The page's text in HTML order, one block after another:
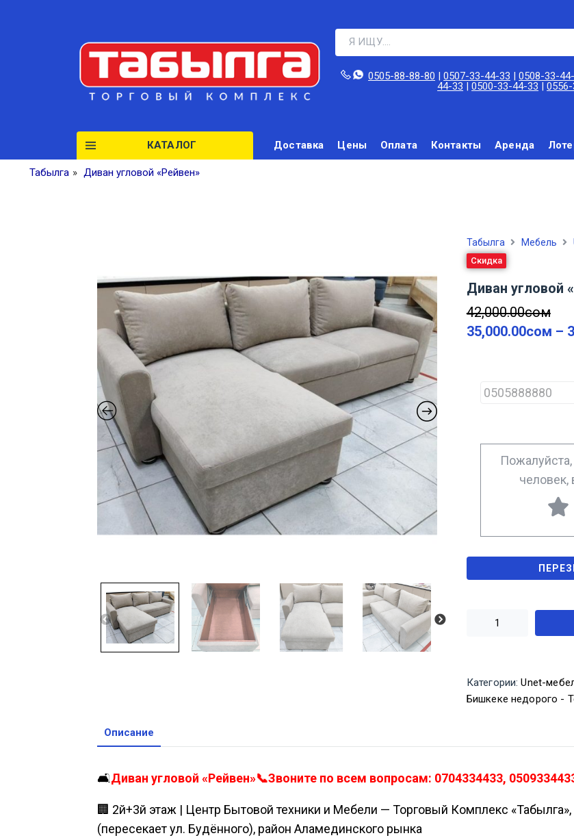
0505-88-88-80‬ |0507-33-44-33 |0508-33-
44-33 |0500-33-44-33 |
КАТАЛОГ Доставка Цены Оплата Контакты Аренда
Табылга » Диван угловой «Рейвен»
Табылга Мебель
Скидка
Диван угловой
42,000.00сом
35,000.00сом –
h
человек,
Категории:Unet-
Бишкеке недорого -
Описание
🛋️Диван угловой «Рейвен»📞Звоните по всем вопросам: 0704334433,
🏢 2й+3й этаж | Центр Бытовой техники и Мебели — Торговый Комплекс
(пересекает ул. Будённого), район Аламединского рынка